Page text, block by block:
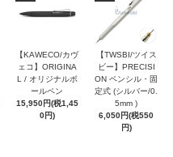
【KAWECO/カヴ
ェコ】ORIGINA
L / オリジナルボ
ールペン
15,950円(税1,45
0円)
【TWSBI/ツイス
ビー】PRECISI
ON ペンシル・固
定式 (シルバー/0.
5mm )
6,050円(税550
円)